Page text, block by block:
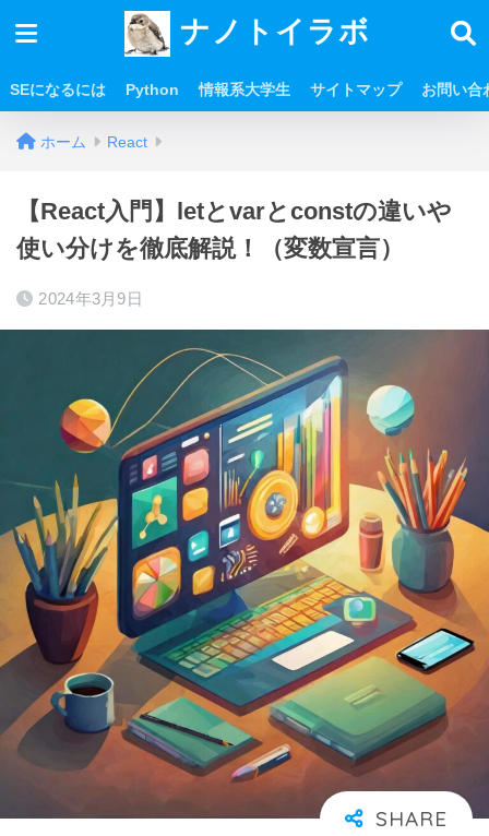
ナノトイラボ
SEになるには Python 情報系大学生 サイトマップ お問い合
ホーム React
【React入門】letとvarとconstの違いや
使い分けを徹底解説！（変数宣言）
2024年3月9日